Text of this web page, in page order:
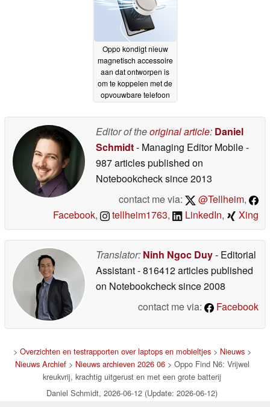
Oppo kondigt nieuw
magnetisch accessoire
aan dat ontworpen is
om te koppelen met de
opvouwbare telefoon
Editor of theoriginal article: Daniel
Schmidt- Managing Editor Mobile-
987 articles published on
Notebookchecksince 2013
contact me via:
@Tellheim,
Facebook, tellheim1763, LinkedIn, Xing
Translator: Ninh Ngoc Duy- Editorial
Assistant- 816412 articles published
on Notebookchecksince 2008
contact me via:
Facebook
> Overzichten en testrapporten over laptops en mobieltjes> Nieuws>
Nieuws Archief> Nieuws archieven 2026 06> Oppo Find N6: Vrijwel
kreukvrij, krachtig uitgerust en met een grote batterij
Daniel Schmidt, 2026-06-12 (Update: 2026-06-12)